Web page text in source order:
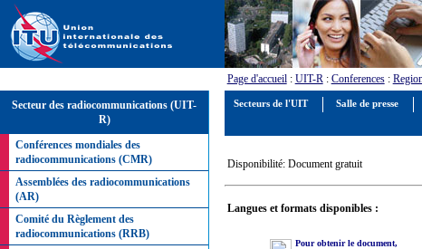
Page d'accueil: UIT-R: Conferences:
Secteur des radiocommunications (UIT-
R)
Conférences mondiales des
radiocommunications (CMR)
Assemblées des radiocommunications
(AR)
Comité du Règlement des
radiocommunications (RRB)
Disponibilité: Document gratuit
Langues et formats disponibles :
Pour obtenir le document,
Secteurs de l'UIT Salle de presse